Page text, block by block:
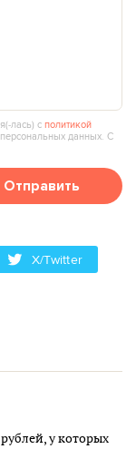
сполитикой
данных. С
Отправить
X/Twitter